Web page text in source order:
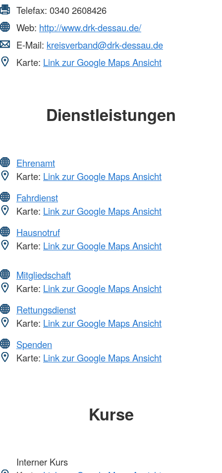
Telefax: 0340 2608426
Web: http://www.drk-dessau.de/
E-Mail: kreisverband@drk-dessau.de
Karte: Link zur Google Maps Ansicht
Dienstleistungen
Ehrenamt
Karte: Link zur Google Maps Ansicht
Fahrdienst
Karte: Link zur Google Maps Ansicht
Hausnotruf
Karte: Link zur Google Maps Ansicht
Mitgliedschaft
Karte: Link zur Google Maps Ansicht
Rettungsdienst
Karte: Link zur Google Maps Ansicht
Spenden
Karte: Link zur Google Maps Ansicht
Kurse
Interner Kurs